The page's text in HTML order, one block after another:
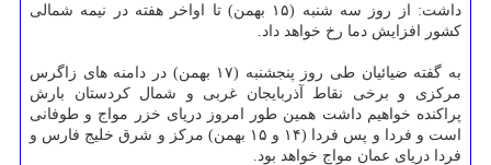
داشت: از روز سه شنبه (۱۵ بهمن) تا اواخر هفته در نیمه شمالی
كشور افزایش دما رخ خواهد داد.
به گفته ضیائیان طی روز پنجشنبه (۱۷ بهمن) در دامنه های زاگرس
مركزی و برخی نقاط آذربایجان غربی و شمال كردستان بارش
پراكنده خواهیم داشت همین طور امروز دریای خزر مواج و طوفانی
است و فردا و پس فردا (۱۴ و ۱۵ بهمن) مركز و شرق خلیج فارس و
فردا دریای عمان مواج خواهد بود.